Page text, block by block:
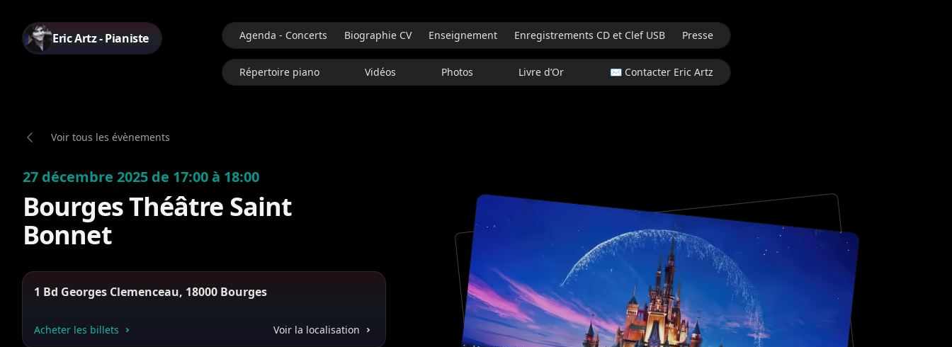
Eric Artz - Pianiste Agenda - Concerts Biographie CV Enseignement Enregistrements CD et Clef USB Presse
Répertoire piano Vidéos Photos Livre d’Or ✉️ Contacter Eric Artz
Voir tous les évènements
27 décembre 2025 de 17:00 à 18:00
Bourges Théâtre Saint
Bonnet
1 Bd Georges Clemenceau, 18000 Bourges
Acheter les billets Voir la localisation